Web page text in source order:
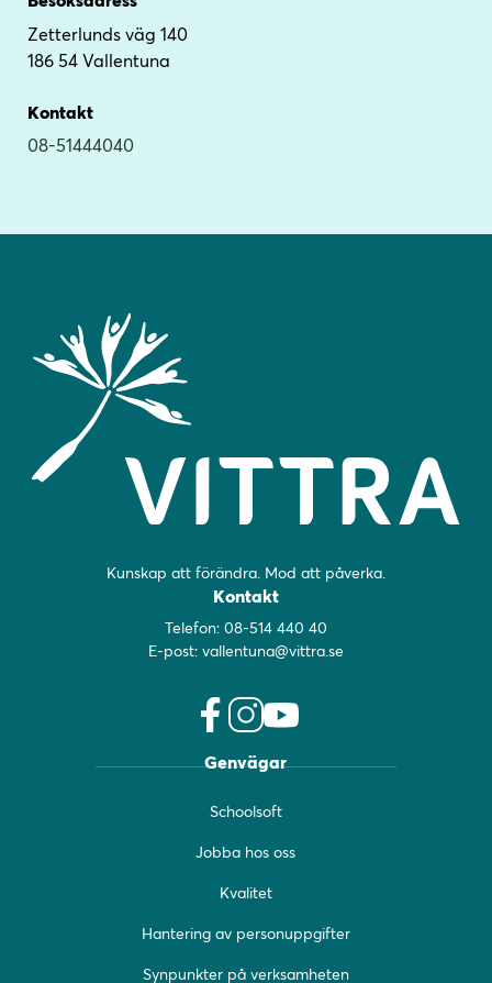
Zetterlunds väg 140
186 54 Vallentuna
Kontakt
08-51444040
Kunskap att förändra. Mod att påverka.
Kontakt
Telefon: 08-514 440 40
E-post: vallentuna@vittra.se
a
e
o
(
p
n
t
g
a
m
ö
o
t
b
ö
p
Genvägar
Schoolsoft
Jobba hos oss
Kvalitet
Hantering av personuppgifter
Synpunkter på verksamheten